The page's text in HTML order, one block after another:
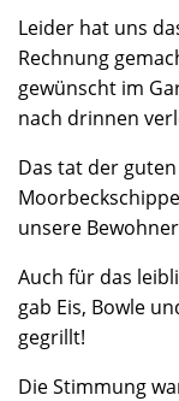
Leider hat uns
Rechnung
gewünscht im
nach drinnen
Das tat der
unsere
Auch für das
gab Eis, Bowle
gegrillt!
Die Stimmung